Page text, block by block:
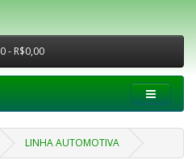
0 - R$0,00
LINHA AUTOMOTIVA